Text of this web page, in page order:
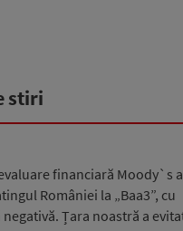
stiri
financiară Moody`s a
României la „Baa3”, cu
negativă. Țara noastră a